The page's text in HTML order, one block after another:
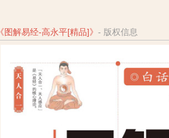
《图解易经-高永平[精品]》 - 版权信息